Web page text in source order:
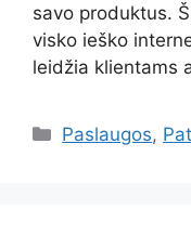
savo produktus.
visko ieško
leidžia klientams
Kategorijos
Paslaugos,